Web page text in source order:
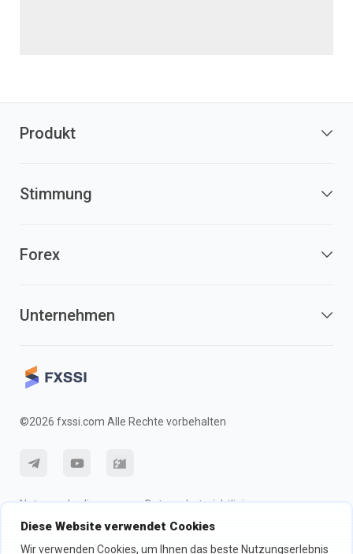
Diese Website verwendet Cookies
Wir verwenden Cookies, um Ihnen das beste Nutzungserlebnis
Produkt
Stimmung
Forex
Unternehmen
©2026 fxssi.com Alle Rechte vorbehalten
Nutzungsbedingungen
Datenschutzrichtlinie
Risikohinweis
Cookie-Richtlinie